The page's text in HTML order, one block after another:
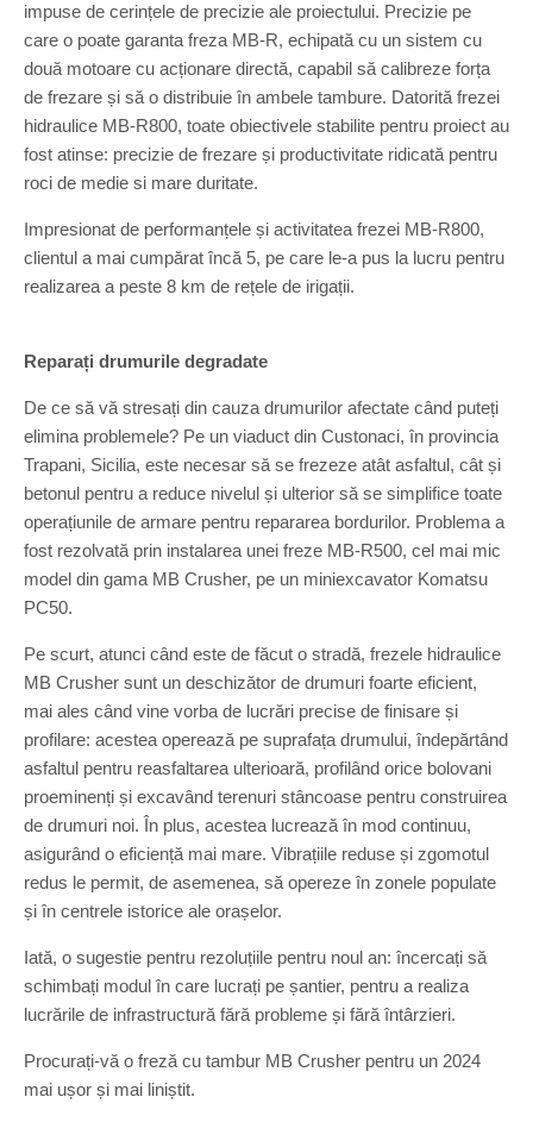
impuse de cerințele de precizie ale proiectului. Precizie pe
care o poate garanta freza MB-R, echipată cu un sistem cu
două motoare cu acționare directă, capabil să calibreze forța
de frezare și să o distribuie în ambele tambure. Datorită frezei
hidraulice MB-R800, toate obiectivele stabilite pentru proiect au
fost atinse: precizie de frezare și productivitate ridicată pentru
roci de medie si mare duritate.
Impresionat de performanțele și activitatea frezei MB-R800,
clientul a mai cumpărat încă 5, pe care le-a pus la lucru pentru
realizarea a peste 8 km de rețele de irigații.
Reparați drumurile degradate
De ce să vă stresați din cauza drumurilor afectate când puteți
elimina problemele? Pe un viaduct din Custonaci, în provincia
Trapani, Sicilia, este necesar să se frezeze atât asfaltul, cât și
betonul pentru a reduce nivelul și ulterior să se simplifice toate
operațiunile de armare pentru repararea bordurilor. Problema a
fost rezolvată prin instalarea unei freze MB-R500, cel mai mic
model din gama MB Crusher, pe un miniexcavator Komatsu
PC50.
Pe scurt, atunci când este de făcut o stradă, frezele hidraulice
MB Crusher sunt un deschizător de drumuri foarte eficient,
mai ales când vine vorba de lucrări precise de finisare și
profilare: acestea operează pe suprafața drumului, îndepărtând
asfaltul pentru reasfaltarea ulterioară, profilând orice bolovani
proeminenți și excavând terenuri stâncoase pentru construirea
de drumuri noi. În plus, acestea lucrează în mod continuu,
asigurând o eficiență mai mare. Vibrațiile reduse și zgomotul
redus le permit, de asemenea, să opereze în zonele populate
și în centrele istorice ale orașelor.
Iată, o sugestie pentru rezoluțiile pentru noul an: încercați să
schimbați modul în care lucrați pe șantier, pentru a realiza
lucrările de infrastructură fără probleme și fără întârzieri.
Procurați-vă o freză cu tambur MB Crusher pentru un 2024
mai ușor și mai liniștit.